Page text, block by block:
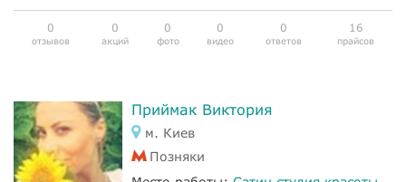
0
отзывов
0
акций
0
фото
0
видео
0
ответов
16
прайсов
Приймак Виктория
м. Киев
Позняки